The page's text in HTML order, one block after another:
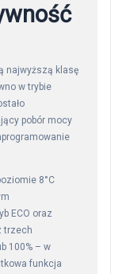
najwyższą klasę
w trybie
pobór mocy
8°C
ECO oraz
trzech
100% – w
funkcja